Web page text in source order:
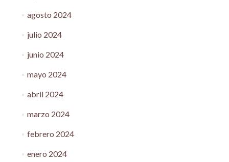
agosto 2024
julio 2024
junio 2024
mayo 2024
abril 2024
marzo 2024
febrero 2024
enero 2024